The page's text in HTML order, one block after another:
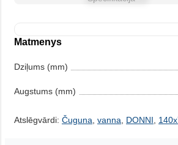
Matmenys
Dziļums (mm)
Augstums (mm)
Atslēgvārdi: Čuguna vanna DONNI